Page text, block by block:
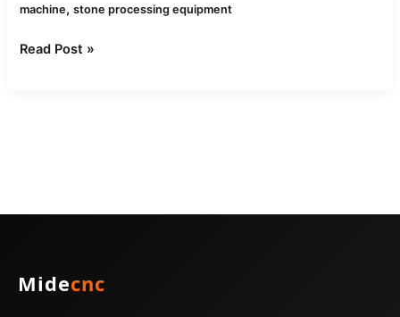
machine,stone processing equipment
Read Post »
Midecnc